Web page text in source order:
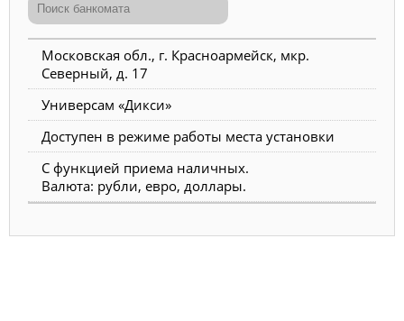
Московская обл., г. Красноармейск, мкр.
Северный, д. 17
Универсам «Дикси»
Доступен в режиме работы места установки
С функцией приема наличных.
Валюта: рубли, евро, доллары.